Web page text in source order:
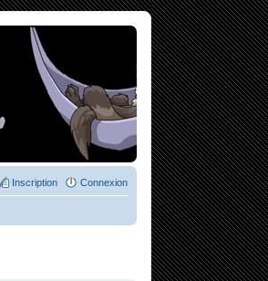
Connexion
Inscription